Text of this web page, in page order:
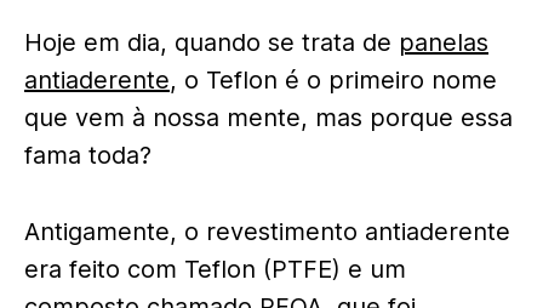
Hoje em dia, quando se trata de panelas
antiaderente, o Teflon é o primeiro nome
que vem à nossa mente, mas porque essa
fama toda?
Antigamente, o revestimento antiaderente
era feito com Teflon (PTFE) e um